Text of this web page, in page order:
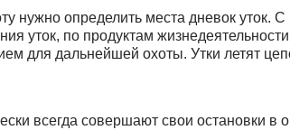
нужно определить места дневок уток.
уток, по продуктам
для дальнейшей охоты. Утки летят
всегда совершают свои остановки в